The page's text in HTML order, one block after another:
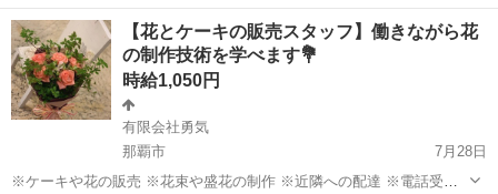
単な研修がありますので安心です ９割以上の方が未経験スタートです
ので安心です 〇スマホ受付窓口 〇操作方法の案内・説明 〇各種手続
き（新規・変更・...
沖縄 南城市 携帯ショップ スタッフ
【花とケーキの販売スタッフ】働きながら花
の制作技術を学べます💐
時給1,050円
有限会社勇気
那覇市
7月28日
※ケーキや花の販売 ※花束や盛花の制作 ※近隣への配達 ※電話受注